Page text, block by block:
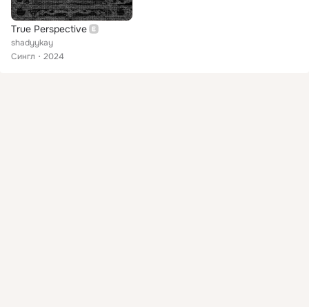
True Perspective
shadyykay
Сингл
2024